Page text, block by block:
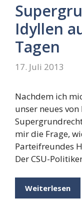
Idyllen
Tagen
17. Juli 2013
Nachdem ich
unser neues
mir die Frage,
Parteifreundes
Der CSU-
Weiterlesen